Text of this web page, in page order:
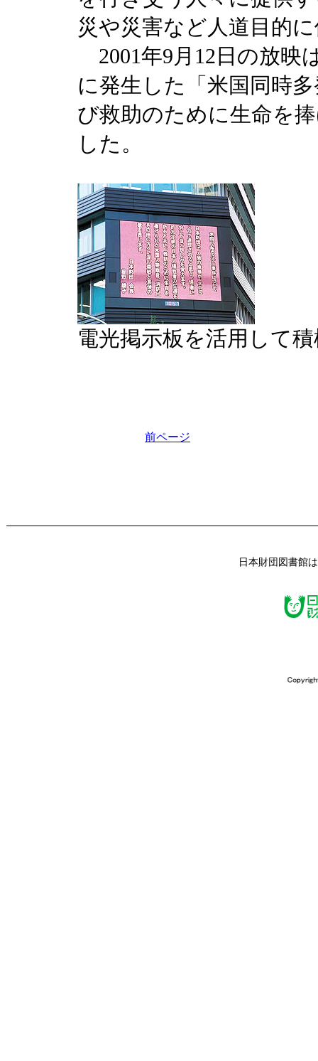
災や災害など人道目的
2001年9月12日の放映
に発生した「米国同時
び救助のために生命を
した。
電光掲示板を活用して
前ページ
日本財団図書館